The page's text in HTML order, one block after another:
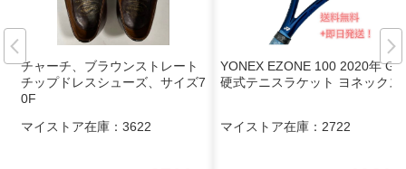
チャーチ、ブラウンストレート
チップドレスシューズ、サイズ7
0F
マイストア在庫： 3622
YONEX EZONE 100 2020年 G3
硬式テニスラケット ヨネックス
マイストア在庫： 2722